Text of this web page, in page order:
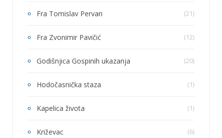
Fra Tomislav Pervan (21)
Fra Zvonimir Pavičić (12)
Godišnjica Gospinih ukazanja (20)
Hodočasnička staza (1)
Kapelica života (1)
Križevac (6)